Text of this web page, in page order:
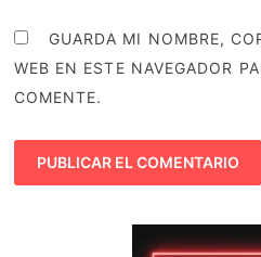
GUARDA MI NOMBRE,
WEB EN ESTE NAVEGADOR
COMENTE.